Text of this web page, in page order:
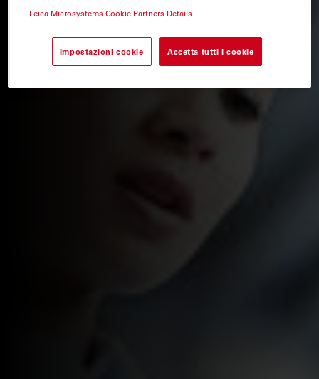
Leica Microsystems Cookie Partners Details
Impostazioni cookie Accetta tutti i cookie